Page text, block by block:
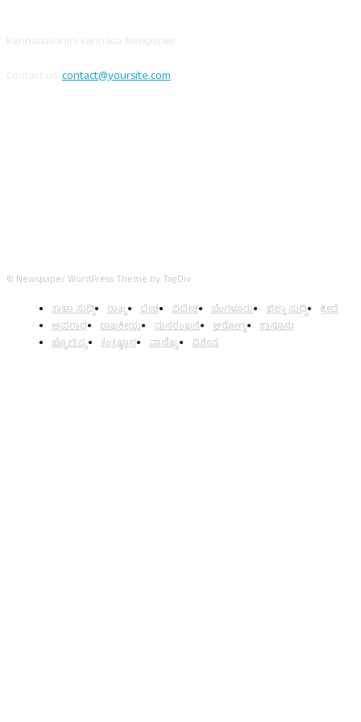
contact@yoursite.com
© Newspaper WordPress Theme by TagDiv
ತಾಜಾ ಸುದ್ದಿ
ರಾಜ್ಯ ದೇಶ ವಿದೇಶ ಬೆಂಗಳೂರು ಜಿಲ್ಲಾ ಸುದ್ದಿ
ಕ್ರೀಡೆ
ಅಪರಾಧ
ರಾಜಕೀಯ ಮನರಂಜನೆ ಆರೋಗ್ಯ
ಕಾನೂನು
ಜ್ಯೋತಿಷ್ಯ
ತಂತ್ರಜ್ಞಾನ ವಾಣಿಜ್ಯ ವಿಶೇಷ